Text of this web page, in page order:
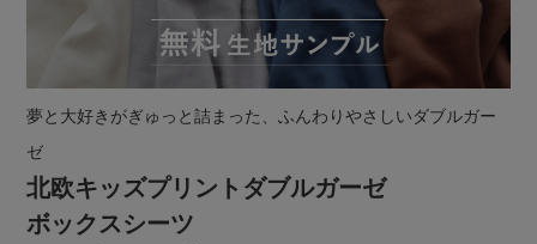
夢と大好きがぎゅっと詰まった、ふんわりやさしいダブルガー
ゼ
北欧キッズプリントダブルガーゼ
ボックスシーツ